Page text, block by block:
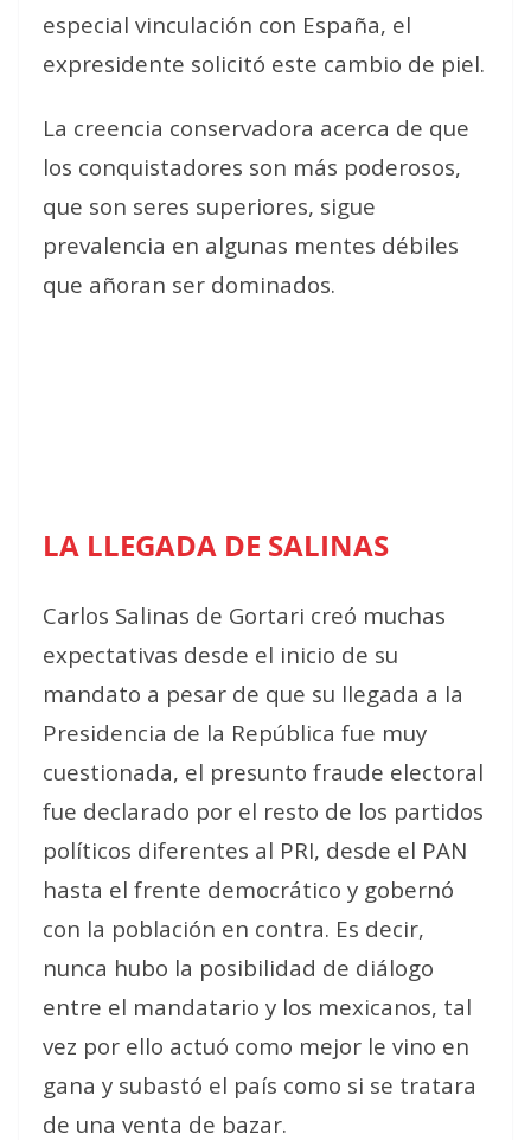
especial vinculación con España, el
expresidente solicitó este cambio de piel.
La creencia conservadora acerca de que
los conquistadores son más poderosos,
que son seres superiores, sigue
prevalencia en algunas mentes débiles
que añoran ser dominados.
LA LLEGADA DE SALINAS
Carlos Salinas de Gortari creó muchas
expectativas desde el inicio de su
mandato a pesar de que su llegada a la
Presidencia de la República fue muy
cuestionada, el presunto fraude electoral
fue declarado por el resto de los partidos
políticos diferentes al PRI, desde el PAN
hasta el frente democrático y gobernó
con la población en contra. Es decir,
nunca hubo la posibilidad de diálogo
entre el mandatario y los mexicanos, tal
vez por ello actuó como mejor le vino en
gana y subastó el país como si se tratara
de una venta de bazar.